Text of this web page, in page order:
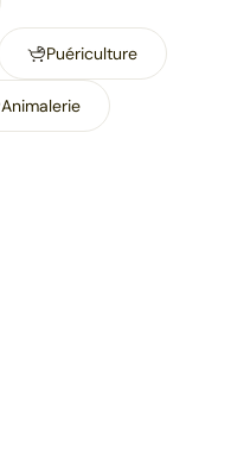
Puériculture
Animalerie